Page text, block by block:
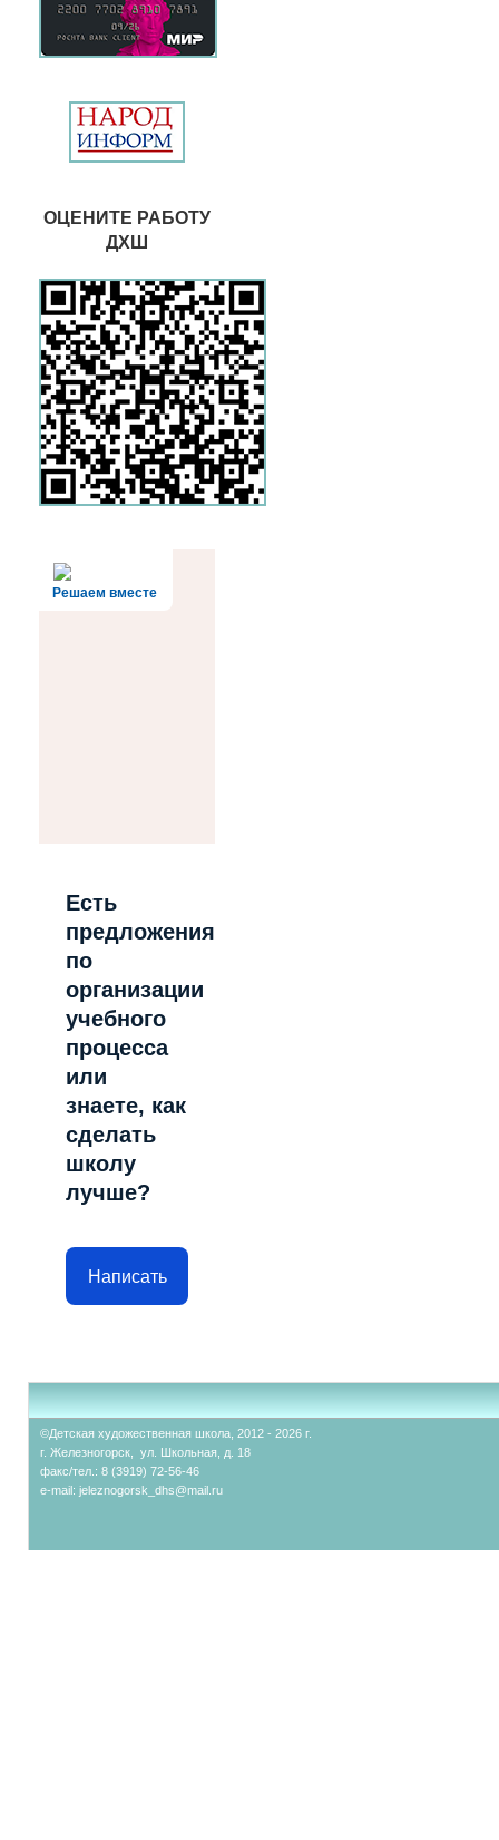
ОЦЕНИТЕ РАБОТУ
ДХШ
Решаем вместе
Есть
предложения
по
организации
учебного
процесса
или
знаете, как
сделать
школу
лучше?
Написать
©Детская художественная школа, 2012 - 2026 г.
г. Железногорск, ул. Школьная, д. 18
факс/тел.: 8 (3919) 72-56-46
e-mail: jeleznogorsk_dhs@mail.ru